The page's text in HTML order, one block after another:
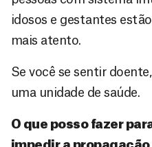
idosos e gestantes
mais atento.
Se você se sentir
uma unidade de saúde.
O que posso fazer